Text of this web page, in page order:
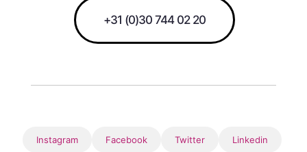
+31 (0)30 744 02 20
Instagram Facebook Twitter Linkedin